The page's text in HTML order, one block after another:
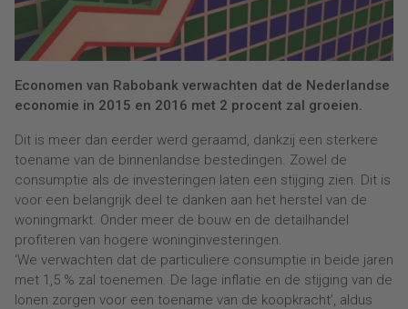
Economen van Rabobank verwachten dat de Nederlandse
economie in 2015 en 2016 met 2 procent zal groeien.
Dit is meer dan eerder werd geraamd, dankzij een sterkere
toename van de binnenlandse bestedingen. Zowel de
consumptie als de investeringen laten een stijging zien. Dit is
voor een belangrijk deel te danken aan het herstel van de
woningmarkt. Onder meer de bouw en de detailhandel
profiteren van hogere woninginvesteringen.
‘We verwachten dat de particuliere consumptie in beide jaren
met 1,5 % zal toenemen. De lage inflatie en de stijging van de
lonen zorgen voor een toename van de koopkracht’, aldus